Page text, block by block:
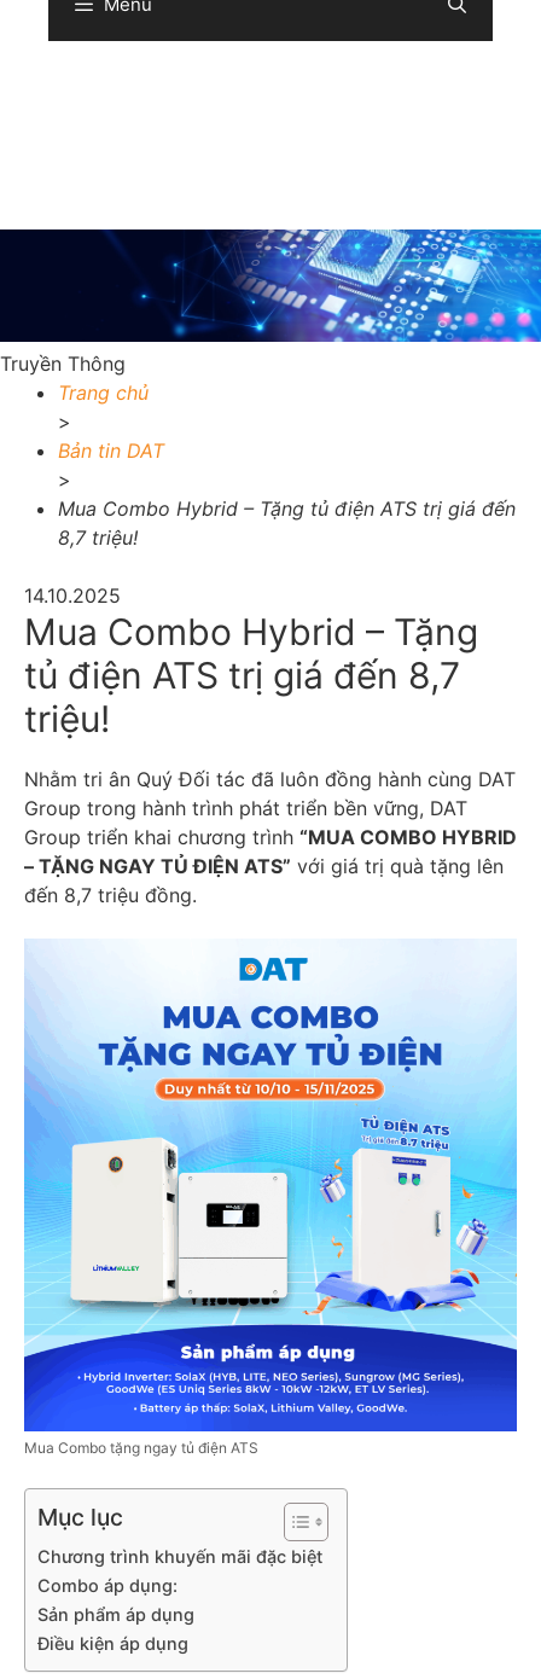
Truyền Thông
Trang chủ
>
Bản tin DAT
>
Mua Combo Hybrid – Tặng tủ điện ATS trị giá đến
8,7 triệu!
14.10.2025
Mua Combo Hybrid – Tặng
tủ điện ATS trị giá đến 8,7
triệu!
Nhằm tri ân Quý Đối tác đã luôn đồng hành cùng DAT
Group trong hành trình phát triển bền vững, DAT
Group triển khai chương trình “MUA COMBO HYBRID
– TẶNG NGAY TỦ ĐIỆN ATS” với giá trị quà tặng lên
đến 8,7 triệu đồng.
Mua Combo tặng ngay tủ điện ATS
Mục lục
Chương trình khuyến mãi đặc biệt
Combo áp dụng:
Sản phẩm áp dụng
Điều kiện áp dụng